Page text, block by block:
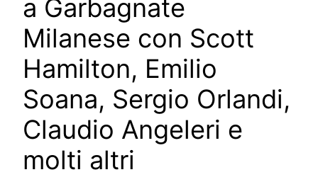
a Garbagnate
Milanese con Scott
Hamilton, Emilio
Soana, Sergio Orlandi,
Claudio Angeleri e
molti altri